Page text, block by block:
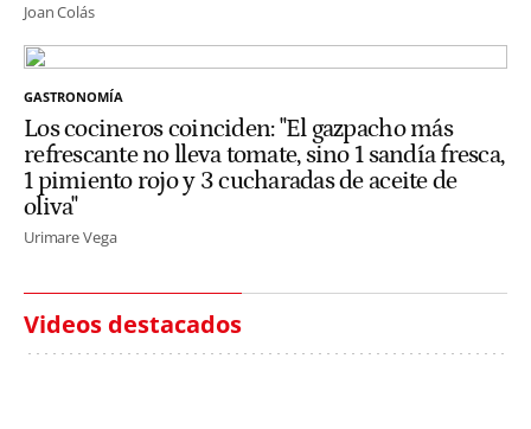
Joan Colás
GASTRONOMÍA
Los cocineros coinciden: "El gazpacho más
refrescante no lleva tomate, sino 1 sandía fresca,
1 pimiento rojo y 3 cucharadas de aceite de
oliva"
Urimare Vega
Videos destacados